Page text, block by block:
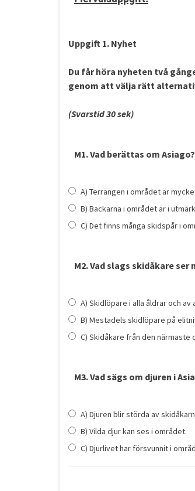
Uppgift 1. Nyhet
Du får höra nyheten två
genom att välja rätt
(Svarstid 30 sek)
M1. Vad berättas om Asiago?
A) Terrängen i området är
B) Backarna i området är i
C) Det finns många skidspår i
M2. Vad slags skidåkare ser
A) Skidlöpare i alla åldrar och av
B) Mestadels skidlöpare på
C) Skidåkare från den närmaste
M3. Vad sägs om djuren i
A) Djuren blir störda av
B) Vilda djur kan ses i området.
C) Djurlivet har försvunnit i